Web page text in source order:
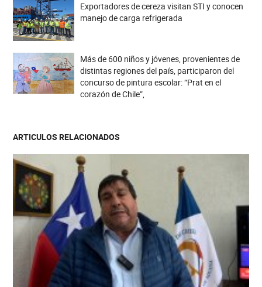
Exportadores de cereza visitan STI y conocen
manejo de carga refrigerada
Más de 600 niños y jóvenes, provenientes de
distintas regiones del país, participaron del
concurso de pintura escolar: “Prat en el
corazón de Chile”,
ARTICULOS RELACIONADOS